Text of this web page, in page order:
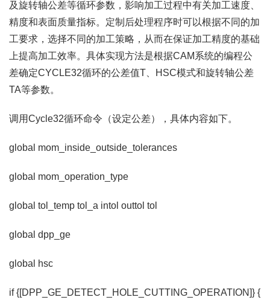
及旋转轴公差等循环参数，影响加工过程中有关加工速度、
精度和表面质量指标。定制后处理程序时可以根据不同的加
工要求，选择不同的加工策略，从而在保证加工精度的基础
上提高加工效率。具体实现方法是根据CAM系统的编程公
差确定CYCLE32循环的公差值T、HSC模式和旋转轴公差
TA等参数。
调用Cycle32循环命令（设定公差），具体内容如下。
global mom_inside_outside_tolerances
global mom_operation_type
global tol_temp tol_a intol outtol tol
global dpp_ge
global hsc
if {[DPP_GE_DETECT_HOLE_CUTTING_OPERATION]} {